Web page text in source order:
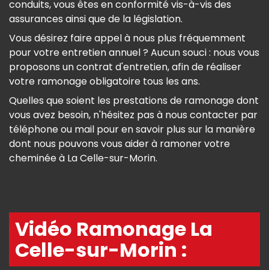
conduits, vous êtes en conformité vis-à-vis des
assurances ainsi que de la législation.
Vous désirez faire appel à nous plus fréquemment
pour votre entretien annuel ? Aucun souci : nous vous
proposons un contrat d'entretien, afin de réaliser
votre ramonage obligatoire tous les ans.
Quelles que soient les prestations de ramonage dont
vous avez besoin, n'hésitez pas à nous contacter par
téléphone ou mail pour en savoir plus sur la manière
dont nous pouvons vous aider à ramoner votre
cheminée à La Celle-sur-Morin.
Vidéo Ramonage La
Celle-sur-Morin :